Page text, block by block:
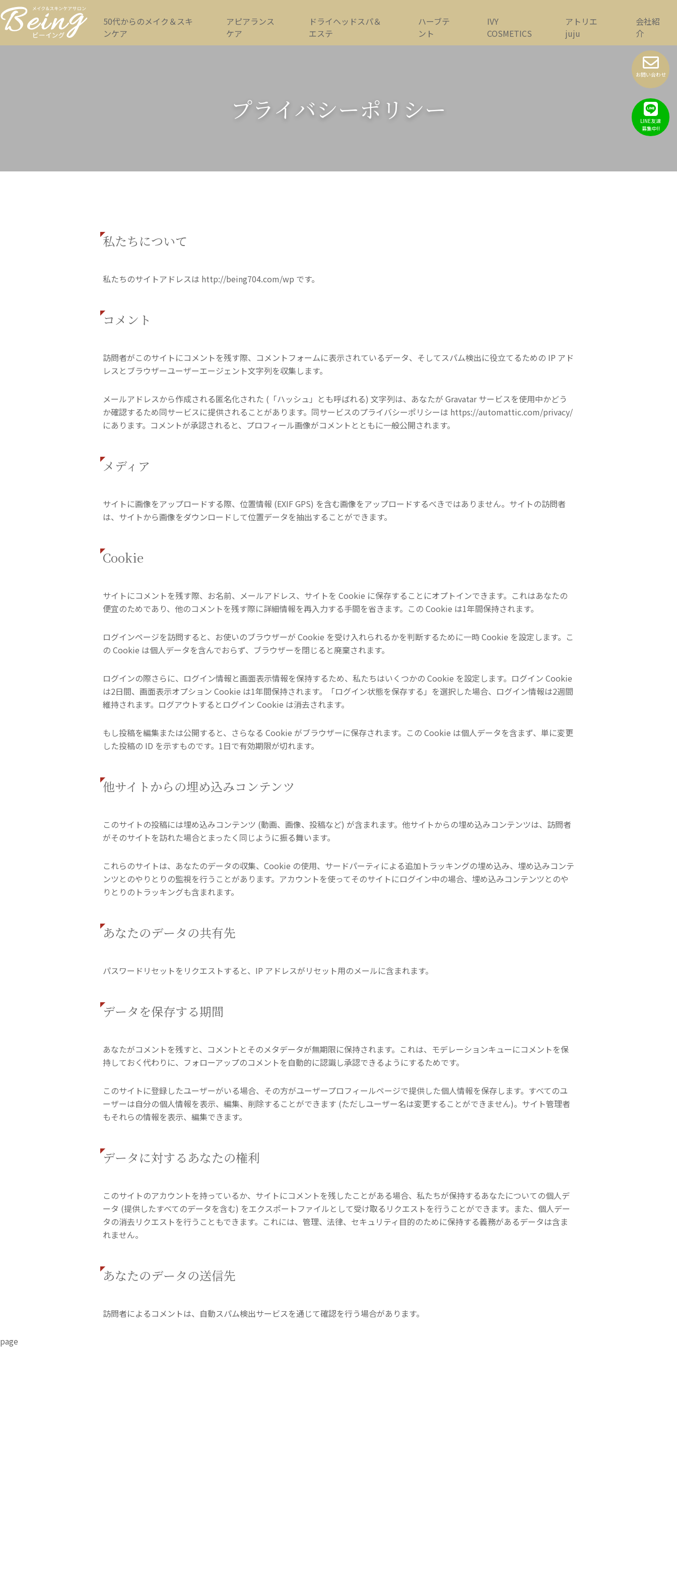
50代からのメイク＆スキ
ンケア
アピアランス
ケア
ドライヘッドスパ＆
エステ
ハーブテ
ント
IVY
COSMETICS
アトリエ
juju
会社紹
介
お問い合わせ
LINE友達
募集中!!
プライバシーポリシー
私たちについて
私たちのサイトアドレスは http://being704.com/wp です。
コメント
訪問者がこのサイトにコメントを残す際、コメントフォームに表示されているデータ、そしてスパム検出に役立てるための IP アド
レスとブラウザーユーザーエージェント文字列を収集します。
メールアドレスから作成される匿名化された (「ハッシュ」とも呼ばれる) 文字列は、あなたが Gravatar サービスを使用中かどう
か確認するため同サービスに提供されることがあります。同サービスのプライバシーポリシーは https://automattic.com/privacy/
にあります。コメントが承認されると、プロフィール画像がコメントとともに一般公開されます。
メディア
サイトに画像をアップロードする際、位置情報 (EXIF GPS) を含む画像をアップロードするべきではありません。サイトの訪問者
は、サイトから画像をダウンロードして位置データを抽出することができます。
Cookie
サイトにコメントを残す際、お名前、メールアドレス、サイトを Cookie に保存することにオプトインできます。これはあなたの
便宜のためであり、他のコメントを残す際に詳細情報を再入力する手間を省きます。この Cookie は1年間保持されます。
ログインページを訪問すると、お使いのブラウザーが Cookie を受け入れられるかを判断するために一時 Cookie を設定します。こ
の Cookie は個人データを含んでおらず、ブラウザーを閉じると廃棄されます。
ログインの際さらに、ログイン情報と画面表示情報を保持するため、私たちはいくつかの Cookie を設定します。ログイン Cookie
は2日間、画面表示オプション Cookie は1年間保持されます。「ログイン状態を保存する」を選択した場合、ログイン情報は2週間
維持されます。ログアウトするとログイン Cookie は消去されます。
もし投稿を編集または公開すると、さらなる Cookie がブラウザーに保存されます。この Cookie は個人データを含まず、単に変更
した投稿の ID を示すものです。1日で有効期限が切れます。
他サイトからの埋め込みコンテンツ
このサイトの投稿には埋め込みコンテンツ (動画、画像、投稿など) が含まれます。他サイトからの埋め込みコンテンツは、訪問者
がそのサイトを訪れた場合とまったく同じように振る舞います。
これらのサイトは、あなたのデータの収集、Cookie の使用、サードパーティによる追加トラッキングの埋め込み、埋め込みコンテ
ンツとのやりとりの監視を行うことがあります。アカウントを使ってそのサイトにログイン中の場合、埋め込みコンテンツとのや
りとりのトラッキングも含まれます。
あなたのデータの共有先
パスワードリセットをリクエストすると、IP アドレスがリセット用のメールに含まれます。
データを保存する期間
あなたがコメントを残すと、コメントとそのメタデータが無期限に保持されます。これは、モデレーションキューにコメントを保
持しておく代わりに、フォローアップのコメントを自動的に認識し承認できるようにするためです。
このサイトに登録したユーザーがいる場合、その方がユーザープロフィールページで提供した個人情報を保存します。すべてのユ
ーザーは自分の個人情報を表示、編集、削除することができます (ただしユーザー名は変更することができません)。サイト管理者
もそれらの情報を表示、編集できます。
データに対するあなたの権利
このサイトのアカウントを持っているか、サイトにコメントを残したことがある場合、私たちが保持するあなたについての個人デ
ータ (提供したすべてのデータを含む) をエクスポートファイルとして受け取るリクエストを行うことができます。また、個人デー
タの消去リクエストを行うこともできます。これには、管理、法律、セキュリティ目的のために保持する義務があるデータは含ま
れません。
あなたのデータの送信先
訪問者によるコメントは、自動スパム検出サービスを通じて確認を行う場合があります。
page